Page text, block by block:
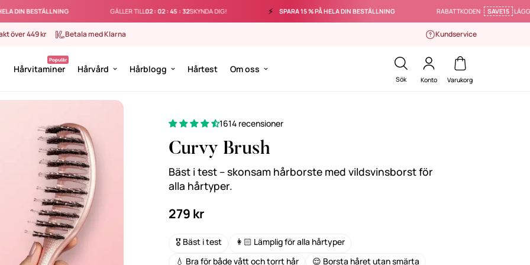
GÄLLER TILL 02:02:45: 31SKYNDA DIG! SPARA 15 % PÅ HELA DIN BESTÄLLNING RABATTKODEN SAVE15 LÄGGS TILL
över 449 kr Betala med Klarna Kundservice
Hårvitaminer Hårvård Hårblogg Hårtest Om oss
Sök Konto Varukorg
1614 recensioner
Curvy Brush
Bäst i test – skonsam hårborste med vildsvinsborst för
alla hårtyper.
Ordinarie
279 kr
🎖️ Bäst i test
👩🏻 Lämplig för alla hårtyper
💧 Bra för både vått och torrt hår
😌 Borsta håret utan smärta